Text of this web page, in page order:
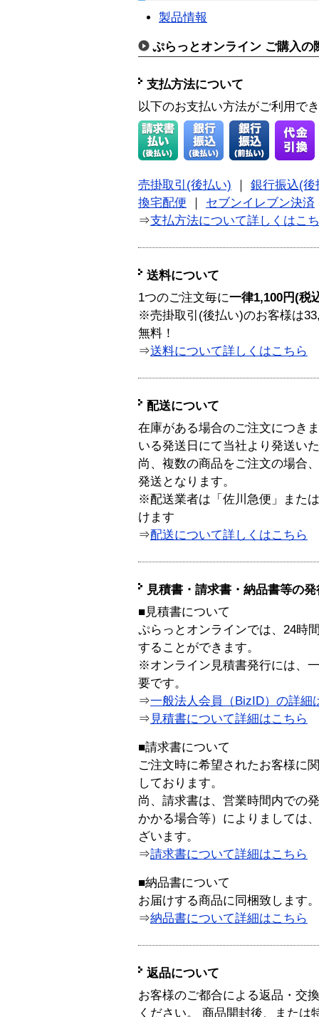
製品情報
ぷらっとオンライン ご購入の
支払方法について
以下のお支払い方法がご利用で
売掛取引(後払い)
銀行振込(後
換宅配便
セブンイレブン決済
⇒支払方法について詳しくはこ
送料について
1つのご注文毎に一律1,100円(税
※売掛取引(後払い)のお客様は
無料！
⇒送料について詳しくはこちら
配送について
在庫がある場合のご注文につき
いる発送日にて当社より発送い
尚、複数の商品をご注文の場合
発送となります。
※配送業者は「佐川急便」また
けます
⇒配送について詳しくはこちら
見積書・請求書・納品書等の
■見積書について
ぷらっとオンラインでは、24時
することができます。
※オンライン見積書発行には、
要です。
⇒一般法人会員（BizID）の詳細
⇒ 見積書について詳細はこちら
■請求書について
ご注文時に希望されたお客様に
しております。
尚、請求書は、営業時間内での
かかる場合等）によりましては
ざいます。
⇒請求書について詳細はこちら
■納品書について
お届けする商品に同梱致します。
⇒納品書について詳細はこちら
返品について
お客様のご都合による返品・交
ください。 商品開封後、または